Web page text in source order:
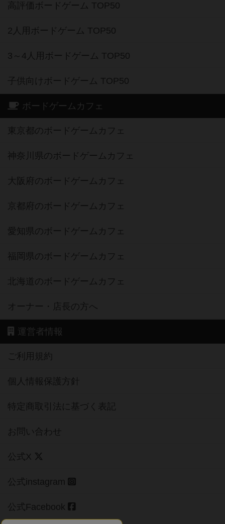
高評価ボードゲーム TOP50
2人用ボードゲーム TOP50
3～4人用ボードゲーム TOP50
子供向けボードゲーム TOP50
ボードゲームカフェ
東京都のボードゲームカフェ
神奈川県のボードゲームカフェ
大阪府のボードゲームカフェ
京都府のボードゲームカフェ
愛知県のボードゲームカフェ
福岡県のボードゲームカフェ
北海道のボードゲームカフェ
オーナー・店長の方へ
運営者情報
ご利用規約
個人情報保護方針
特定商取引法に基づく表記
お問い合わせ
公式X
公式instagram
公式Facebook